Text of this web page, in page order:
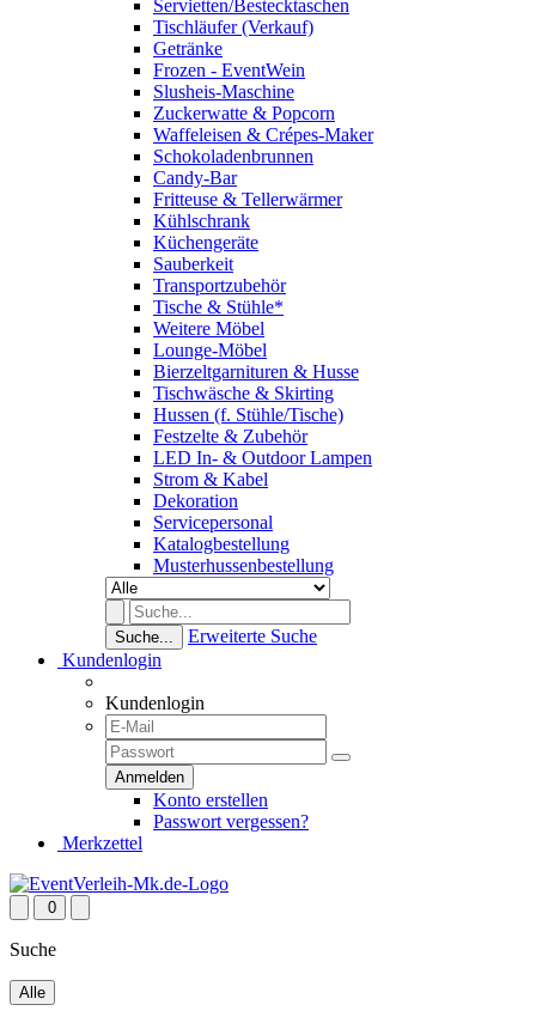
Servietten/Bestecktaschen
Tischläufer (Verkauf)
Getränke
Frozen - EventWein
Slusheis-Maschine
Zuckerwatte & Popcorn
Waffeleisen & Crépes-Maker
Schokoladenbrunnen
Candy-Bar
Fritteuse & Tellerwärmer
Kühlschrank
Küchengeräte
Sauberkeit
Transportzubehör
Tische & Stühle*
Weitere Möbel
Lounge-Möbel
Bierzeltgarnituren & Husse
Tischwäsche & Skirting
Hussen (f. Stühle/Tische)
Festzelte & Zubehör
LED In- & Outdoor Lampen
Strom & Kabel
Dekoration
Servicepersonal
Katalogbestellung
Musterhussenbestellung
Suche...
Erweiterte Suche
Kundenlogin
Kundenlogin
Konto erstellen
Passwort vergessen?
Merkzettel
0
Suche
Alle